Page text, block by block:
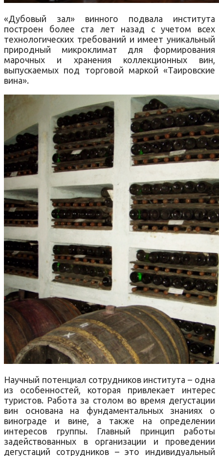
«Дубовый зал» винного подвала института
построен более ста лет назад с учетом всех
технологических требований и имеет уникальный
природный микроклимат для формирования
марочных и хранения коллекционных вин,
выпускаемых под торговой маркой «Таировские
вина».
Научный потенциал сотрудников института – одна
из особенностей, которая привлекает интерес
туристов. Работа за столом во время дегустации
вин основана на фундаментальных знаниях о
винограде и вине, а также на определении
интересов группы. Главный принцип работы
задействованных в организации и проведении
дегустаций сотрудников – это индивидуальный